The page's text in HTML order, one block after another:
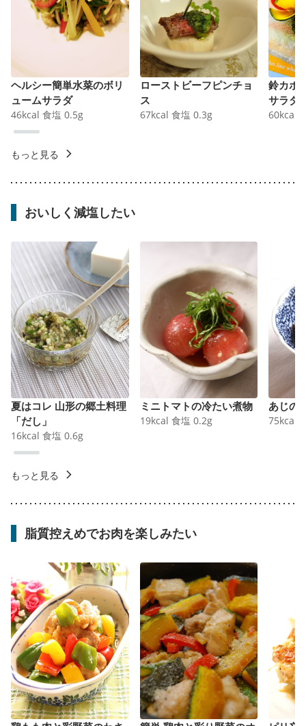
ヘルシー簡単水菜のボリ
ュームサラダ
46kcal 食塩 0.5g
ローストビーフピンチョ
ス
67kcal 食塩 0.3g
鈴カボ
サラダ
60kcal
もっと見る
おいしく減塩したい
夏はコレ 山形の郷土料理
「だし」
16kcal 食塩 0.6g
ミニトマトの冷たい煮物
19kcal 食塩 0.2g
あじの
75kcal
もっと見る
脂質控えめでお肉を楽しみたい